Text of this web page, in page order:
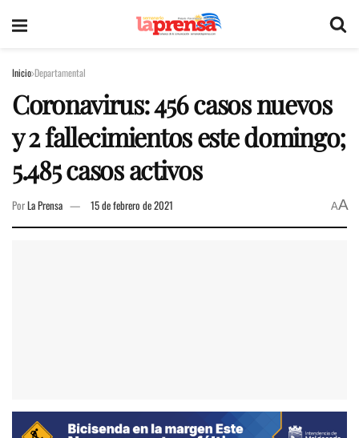
Inicio Departamental
Coronavirus: 456 casos nuevos
y 2 fallecimientos este domingo;
5.485 casos activos
PorLa Prensa 15 de febrero de 2021 AA